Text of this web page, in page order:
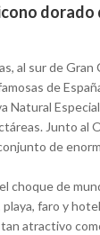
dorado
al sur de Gran
de
Natural
Junto al
de
choque de
faro y
atractivo